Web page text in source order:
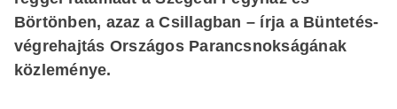
Börtönben, azaz a Csillagban – írja a Büntetés-
végrehajtás Országos Parancsnokságának
közleménye.